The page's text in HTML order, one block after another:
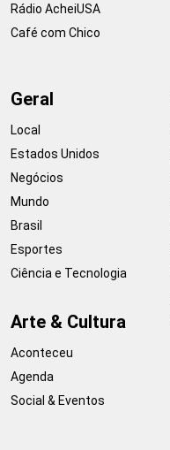
Rádio AcheiUSA
Café com Chico
Geral
Local
Estados Unidos
Negócios
Mundo
Brasil
Esportes
Ciência e Tecnologia
Arte & Cultura
Aconteceu
Agenda
Social & Eventos